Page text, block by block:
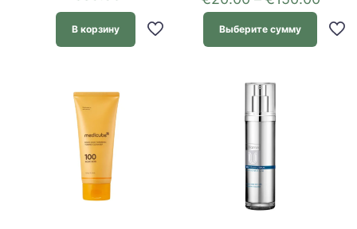
В корзину Выберите сумму
имеет
вариаций.
выбрать
товара.